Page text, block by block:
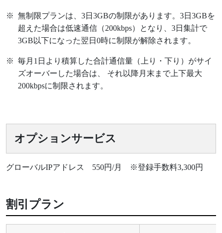
※ 無制限プランは、3日3GBの制限があります。3日3GBを
超えた場合は低速通信（200kbps）となり、3日集計で
3GB以下になった翌日0時に制限が解除されます。
※ 毎月1日より積算した合計通信量（上り・下り）がサイ
ズオーバーした場合は、 それ以降月末まで上下最大
200kbpsに制限されます。
オプションサービス
グローバルIPアドレス 550円/月 ※登録手数料3,300円
割引プラン